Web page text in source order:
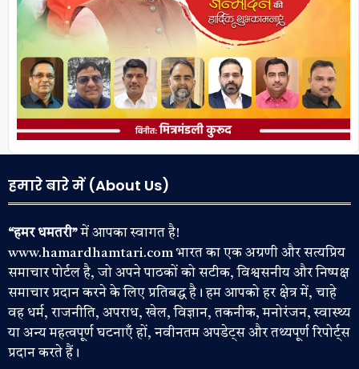
हमारे बारे में (About Us)
“हमर धमतरी”में आपका स्वागत है!
www.hamardhamtari.com भारत का एक अग्रणी और सत्यप्रिय
समाचार पोर्टल है, जो अपने पाठकों को सटीक, विश्वसनीय और निष्पक्ष
समाचार प्रदान करने के लिए प्रतिबद्ध है। हम आपको हर क्षेत्र में, चाहे
वह धर्म, राजनीति, अपराध, खेल, विज्ञान, तकनीक, मनोरंजन, स्वास्थ्य
या अन्य महत्वपूर्ण घटनाएँ हों, नवीनतम अपडेट्स और तथ्यपूर्ण रिपोर्ट्स
प्रदान करते हैं।